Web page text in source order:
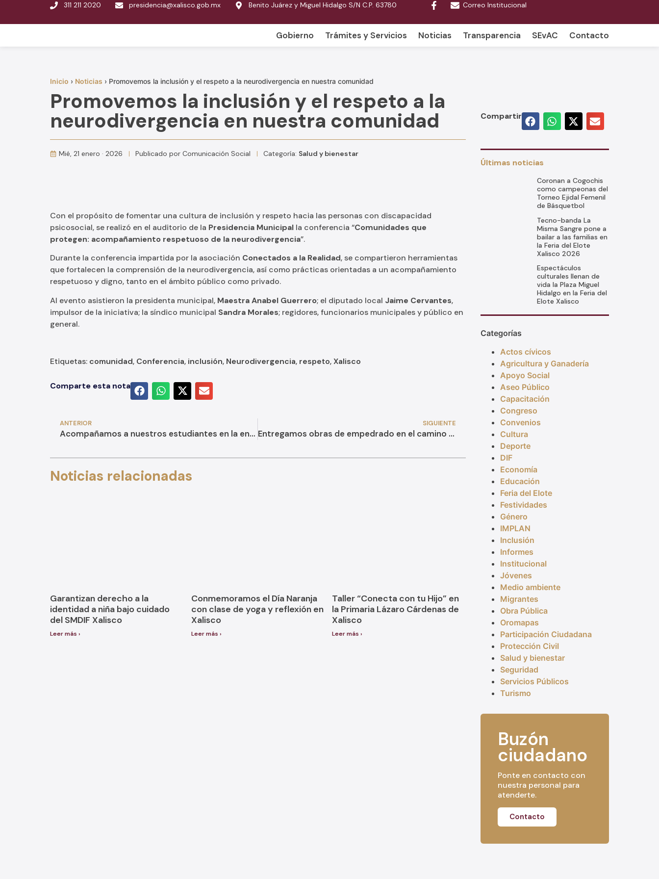
311 211 2020 presidencia@xalisco.gob.mx Benito Juárez y Miguel Hidalgo S/N C.P. 63780 Correo Institucional
Gobierno Trámites y Servicios Noticias Transparencia SEvAC Contacto
Inicio › Noticias › Promovemos la inclusión y el respeto a la neurodivergencia en nuestra comunidad
Promovemos la inclusión y el respeto a la
neurodivergencia en nuestra comunidad
Mié, 21 enero · 2026 Publicado por Comunicación Social Categoría: Salud y bienestar
Con el propósito de fomentar una cultura de inclusión y respeto hacia las personas con discapacidad
psicosocial, se realizó en el auditorio de la Presidencia Municipal la conferencia “Comunidades que
protegen: acompañamiento respetuoso de la neurodivergencia”.
Durante la conferencia impartida por la asociación Conectados a la Realidad, se compartieron herramientas
que fortalecen la comprensión de la neurodivergencia, así como prácticas orientadas a un acompañamiento
respetuoso y digno, tanto en el ámbito público como privado.
Al evento asistieron la presidenta municipal, Maestra Anabel Guerrero; el diputado local Jaime Cervantes,
impulsor de la iniciativa; la síndico municipal Sandra Morales; regidores, funcionarios municipales y público en
general.
Etiquetas: comunidad, Conferencia, inclusión, Neurodivergencia, respeto,Xalisco
Comparte esta nota
ANTERIOR
Acompañamos a nuestros estudiantes en la entrega de becas Rita Cetina para impulsar su educación
SIGUIENTE
Entregamos obras de empedrado en el camino a El Malinal para mejorar nuestra conectividad
Noticias relacionadas
Garantizan derecho a la
identidad a niña bajo cuidado
del SMDIF Xalisco
Leer más ›
Conmemoramos el Día Naranja
con clase de yoga y reflexión en
Xalisco
Leer más ›
Taller “Conecta con tu Hijo” en
la Primaria Lázaro Cárdenas de
Xalisco
Leer más ›
Compartir
Últimas noticias
Coronan a Cogochis
como campeonas del
Torneo Ejidal Femenil
de Básquetbol
Tecno-banda La
Misma Sangre pone a
bailar a las familias en
la Feria del Elote
Xalisco 2026
Espectáculos
culturales llenan de
vida la Plaza Miguel
Hidalgo en la Feria del
Elote Xalisco
Categorías
Actos cívicos
Agricultura y Ganadería
Apoyo Social
Aseo Público
Capacitación
Congreso
Convenios
Cultura
Deporte
DIF
Economía
Educación
Feria del Elote
Festividades
Género
IMPLAN
Inclusión
Informes
Institucional
Jóvenes
Medio ambiente
Migrantes
Obra Pública
Oromapas
Participación Ciudadana
Protección Civil
Salud y bienestar
Seguridad
Servicios Públicos
Turismo
Buzón
ciudadano
Ponte en contacto con
nuestra personal para
atenderte.
Contacto